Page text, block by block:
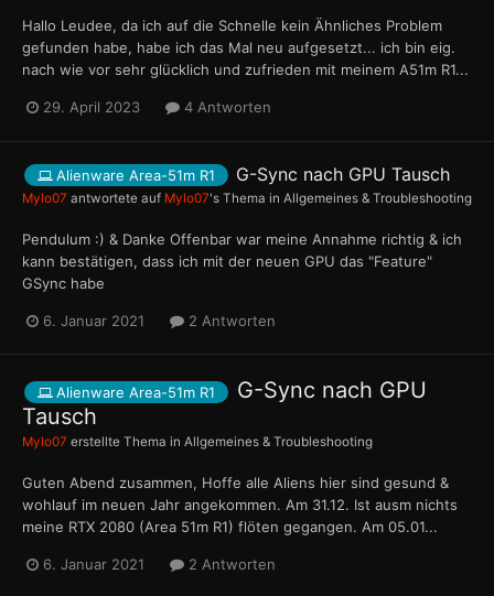
Hallo Leudee, da ich auf die Schnelle kein Ähnliches Problem
gefunden habe, habe ich das Mal neu aufgesetzt... ich bin eig.
nach wie vor sehr glücklich und zufrieden mit meinem A51m R1...
29. April 2023 4 Antworten
Alienware Area-51m R1 G-Sync nach GPU Tausch
Mylo07 antwortete auf Mylo07's Thema in Allgemeines & Troubleshooting
Pendulum :) & Danke Offenbar war meine Annahme richtig & ich
kann bestätigen, dass ich mit der neuen GPU das "Feature"
GSync habe
6. Januar 2021 2 Antworten
Alienware Area-51m R1
G-Sync nach GPU
Tausch
Mylo07 erstellte Thema in Allgemeines & Troubleshooting
Guten Abend zusammen, Hoffe alle Aliens hier sind gesund &
wohlauf im neuen Jahr angekommen. Am 31.12. Ist ausm nichts
meine RTX 2080 (Area 51m R1) flöten gegangen. Am 05.01...
6. Januar 2021 2 Antworten